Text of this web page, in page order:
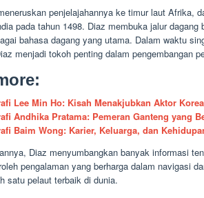
penjelajahannya ke timur laut Afrika,
pada tahun 1498. Diaz membuka jalur
bahasa dagang yang utama. Dalam waktu
menjadi tokoh penting dalam pengembangan
Lee Min Ho: Kisah Menakjubkan Aktor
Andhika Pratama: Pemeran Ganteng yang
Baim Wong: Karier, Keluarga, dan
Diaz menyumbangkan banyak informasi
pengalaman yang berharga dalam navigasi
satu pelaut terbaik di dunia.